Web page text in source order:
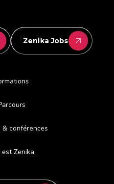
Zenika Jobs
conférences
est Zenika